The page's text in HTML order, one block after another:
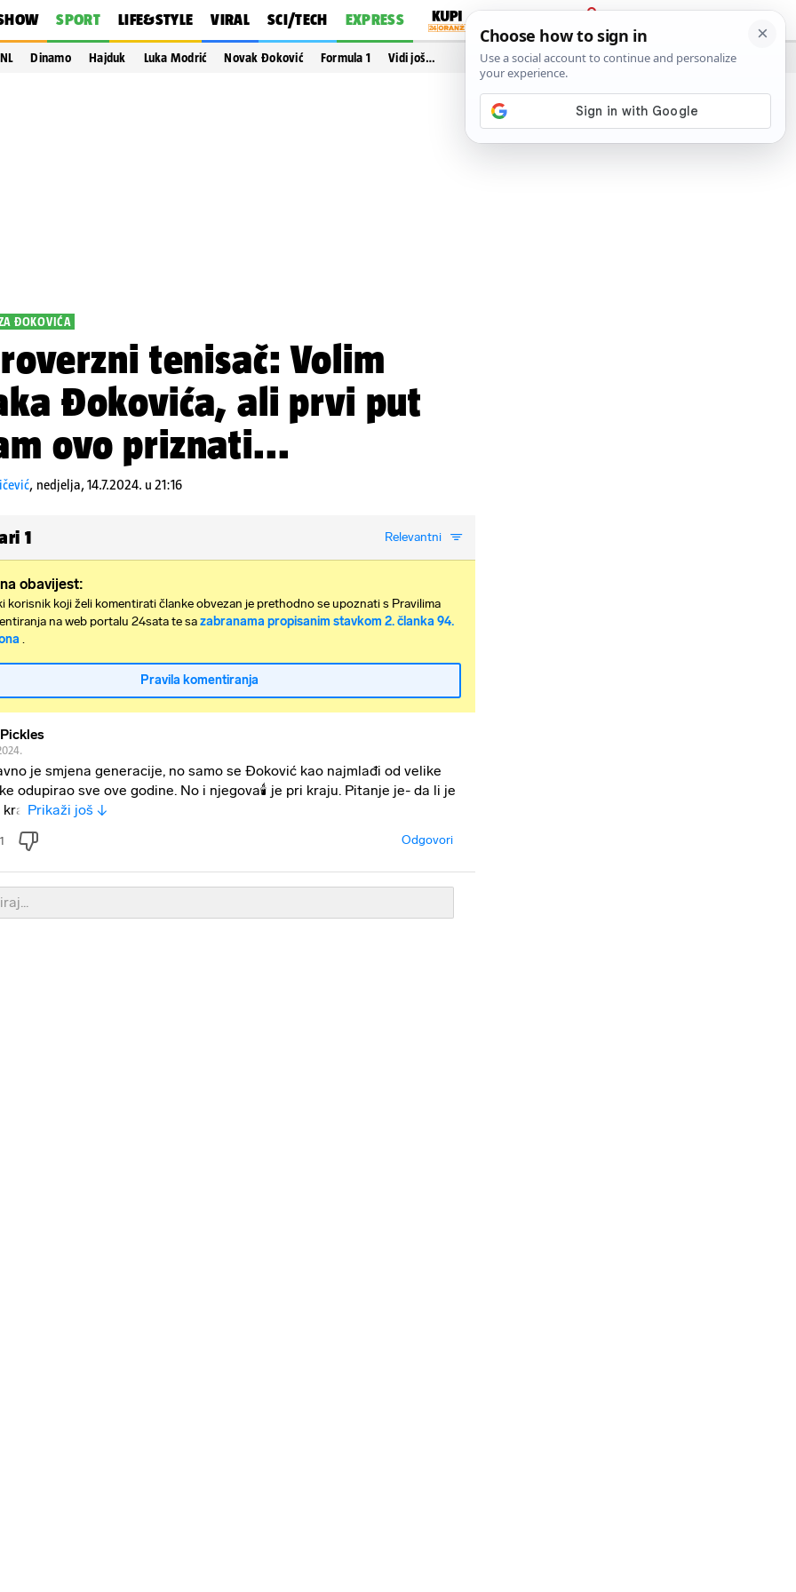
SPORT LIFE&STYLE VIRAL SCI/TECH EXPRESS
PRIJAVA
Dinamo Hajduk Luka Modrić Novak Đoković Formula 1 Vidi još…
ĐOKOVIĆA
tenisač: Volim
Đokovića, ali prvi put
ovo priznati...
, nedjelja, 14.7.2024. u 21:16
1 Relevantni
obavijest:
korisnik koji želi komentirati članke obvezan je prethodno se upoznati s Pravilima
na web portalu 24sata te sazabranama propisanim stavkom 2. članka 94.
.
Pravila komentiranja
je smjena generacije, no samo se Đoković kao najmlađi od velike
odupirao sve ove godine. No i njegova🕯️ je pri kraju. Pitanje je- da li je
Prikaži još ↓
1 Odgovori